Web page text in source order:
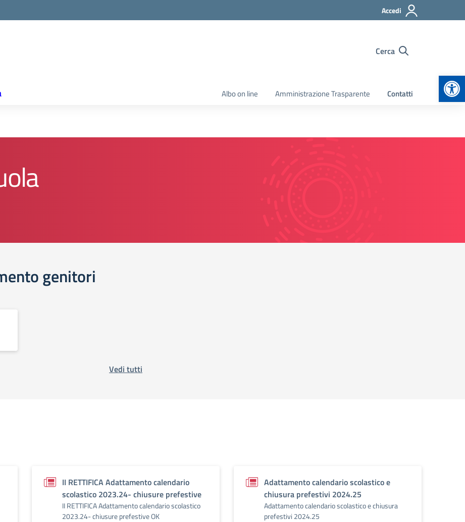
Accedi
Cerca
Albo on line Amministrazione Trasparente Contatti
genitori
Vedi tutti
II RETTIFICA Adattamento calendario
scolastico 2023.24- chiusure prefestive
II RETTIFICA Adattamento calendario scolastico
2023.24- chiusure prefestive OK
Adattamento calendario scolastico e
chiusura prefestivi 2024.25
Adattamento calendario scolastico e chiusura
prefestivi 2024.25